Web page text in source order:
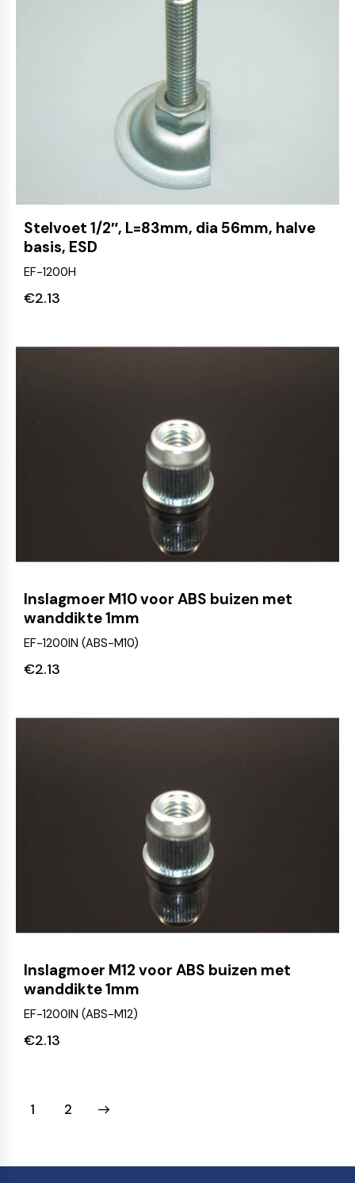
Stelvoet 1/2″, L=83mm, dia 56mm, halve
basis, ESD
EF-1200H
€2.13
Inslagmoer M10 voor ABS buizen met
wanddikte 1mm
EF-1200IN (ABS-M10)
€2.13
Inslagmoer M12 voor ABS buizen met
wanddikte 1mm
EF-1200IN (ABS-M12)
€2.13
1 2
→